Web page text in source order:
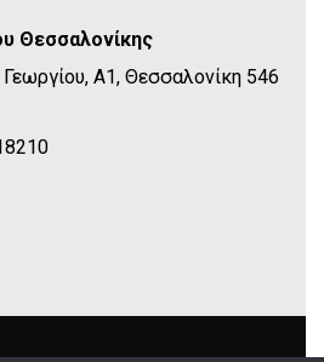
Θεσσαλονίκης
Α1, Θεσσαλονίκη 546